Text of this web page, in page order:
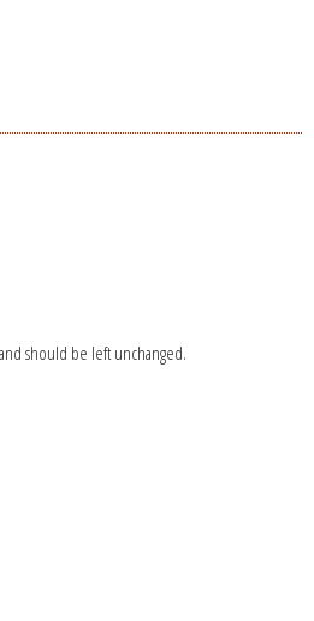
should be left unchanged.